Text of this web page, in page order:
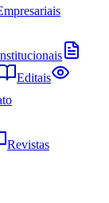
Editais
Revistas